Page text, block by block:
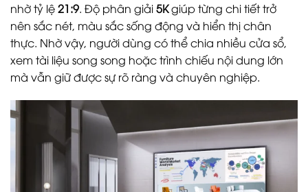
nhờ tỷ lệ21:9. Độ phân giải5Kgiúp từng chi tiết trở
nên sắc nét, màu sắc sống động và hiển thị chân
thực. Nhờ vậy, người dùng có thể chia nhiều cửa sổ,
xem tài liệu song song hoặc trình chiếu nội dung lớn
mà vẫn giữ được sự rõ ràng và chuyên nghiệp.